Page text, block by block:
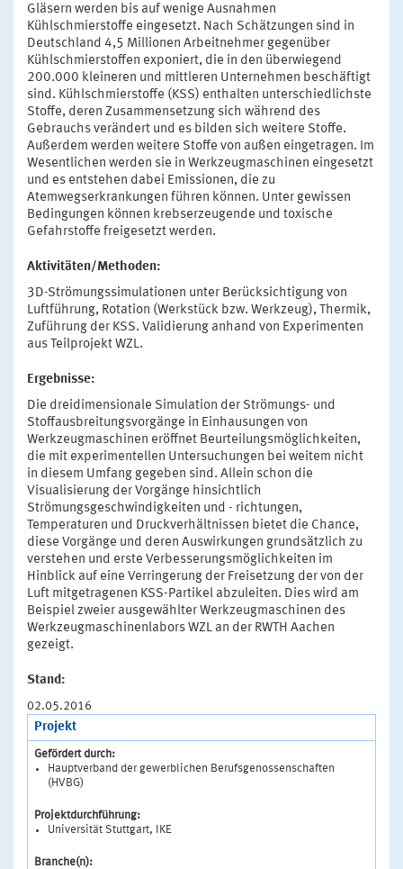
Gläsern werden bis auf wenige Ausnahmen
Kühlschmierstoffe eingesetzt. Nach Schätzungen sind in
Deutschland 4,5 Millionen Arbeitnehmer gegenüber
Kühlschmierstoffen exponiert, die in den überwiegend
200.000 kleineren und mittleren Unternehmen beschäftigt
sind. Kühlschmierstoffe (KSS) enthalten unterschiedlichste
Stoffe, deren Zusammensetzung sich während des
Gebrauchs verändert und es bilden sich weitere Stoffe.
Außerdem werden weitere Stoffe von außen eingetragen. Im
Wesentlichen werden sie in Werkzeugmaschinen eingesetzt
und es entstehen dabei Emissionen, die zu
Atemwegserkrankungen führen können. Unter gewissen
Bedingungen können krebserzeugende und toxische
Gefahrstoffe freigesetzt werden.
Aktivitäten/Methoden:
3D-Strömungssimulationen unter Berücksichtigung von
Luftführung, Rotation (Werkstück bzw. Werkzeug), Thermik,
Zuführung der KSS. Validierung anhand von Experimenten
aus Teilprojekt WZL.
Ergebnisse:
Die dreidimensionale Simulation der Strömungs- und
Stoffausbreitungsvorgänge in Einhausungen von
Werkzeugmaschinen eröffnet Beurteilungsmöglichkeiten,
die mit experimentellen Untersuchungen bei weitem nicht
in diesem Umfang gegeben sind. Allein schon die
Visualisierung der Vorgänge hinsichtlich
Strömungsgeschwindigkeiten und - richtungen,
Temperaturen und Druckverhältnissen bietet die Chance,
diese Vorgänge und deren Auswirkungen grundsätzlich zu
verstehen und erste Verbesserungsmöglichkeiten im
Hinblick auf eine Verringerung der Freisetzung der von der
Luft mitgetragenen KSS-Partikel abzuleiten. Dies wird am
Beispiel zweier ausgewählter Werkzeugmaschinen des
Werkzeugmaschinenlabors WZL an der RWTH Aachen
gezeigt.
Stand:
02.05.2016
Projekt
Gefördert durch:
Hauptverband der gewerblichen Berufsgenossenschaften
(HVBG)
Projektdurchführung:
Universität Stuttgart, IKE
Branche(n):